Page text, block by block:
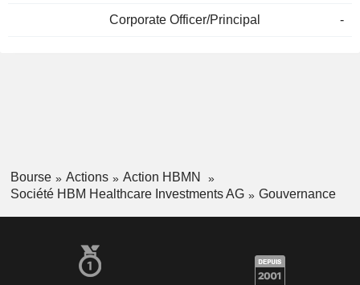
Corporate Officer/Principal -
Bourse Actions
Action HBMN
Société HBM Healthcare Investments AG
Gouvernance